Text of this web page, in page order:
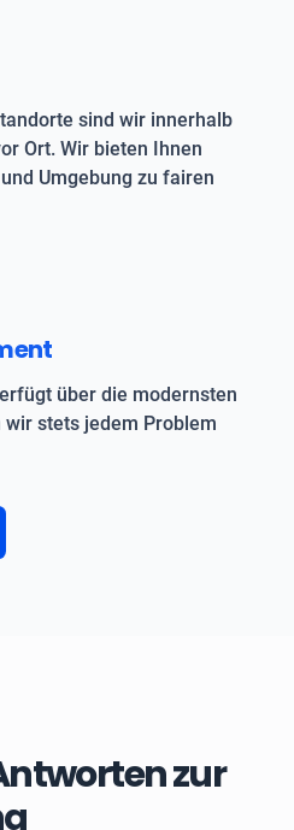
sind wir innerhalb
Ort. Wir bieten Ihnen
Umgebung zu fairen
über die modernsten
stets jedem Problem
zur